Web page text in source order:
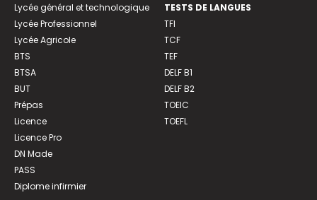
Lycée général et technologique
Lycée Professionnel
Lycée Agricole
BTS
BTSA
BUT
Prépas
Licence
Licence Pro
DN Made
PASS
Diplome infirmier
TESTS DE LANGUES
TFI
TCF
TEF
DELF B1
DELF B2
TOEIC
TOEFL